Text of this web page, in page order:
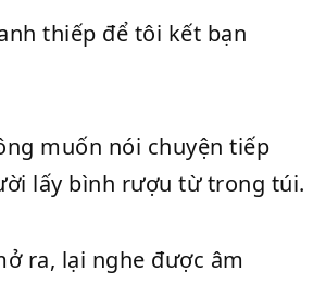
thiếp để tôi kết bạn
muốn nói chuyện tiếp
lấy bình rượu từ trong túi.
ra, lại nghe được âm